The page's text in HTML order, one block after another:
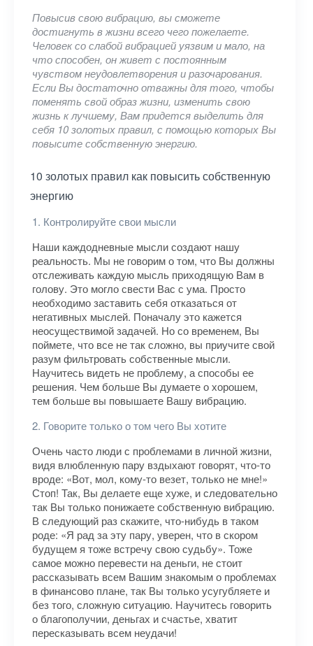
Повысив свою вибрацию, вы сможете
достигнуть в жизни всего чего пожелаете.
Человек со слабой вибрацией уязвим и мало, на
что способен, он живет с постоянным
чувством неудовлетворения и разочарования.
Если Вы достаточно отважны для того, чтобы
поменять свой образ жизни, изменить свою
жизнь к лучшему, Вам придется выделить для
себя 10 золотых правил, с помощью которых Вы
повысите собственную энергию.
10 золотых правил как повысить собственную
энергию
1. Контролируйте свои мысли
Наши каждодневные мысли создают нашу
реальность. Мы не говорим о том, что Вы должны
отслеживать каждую мысль приходящую Вам в
голову. Это могло свести Вас с ума. Просто
необходимо заставить себя отказаться от
негативных мыслей. Поначалу это кажется
неосуществимой задачей. Но со временем, Вы
поймете, что все не так сложно, вы приучите свой
разум фильтровать собственные мысли.
Научитесь видеть не проблему, а способы ее
решения. Чем больше Вы думаете о хорошем,
тем больше вы повышаете Вашу вибрацию.
2. Говорите только о том чего Вы хотите
Очень часто люди с проблемами в личной жизни,
видя влюбленную пару вздыхают говорят, что-то
вроде: «Вот, мол, кому-то везет, только не мне!»
Стоп! Так, Вы делаете еще хуже, и следовательно
так Вы только понижаете собственную вибрацию.
В следующий раз скажите, что-нибудь в таком
роде: «Я рад за эту пару, уверен, что в скором
будущем я тоже встречу свою судьбу». Тоже
самое можно перевести на деньги, не стоит
рассказывать всем Вашим знакомым о проблемах
в финансово плане, так Вы только усугубляете и
без того, сложную ситуацию. Научитесь говорить
о благополучии, деньгах и счастье, хватит
пересказывать всем неудачи!